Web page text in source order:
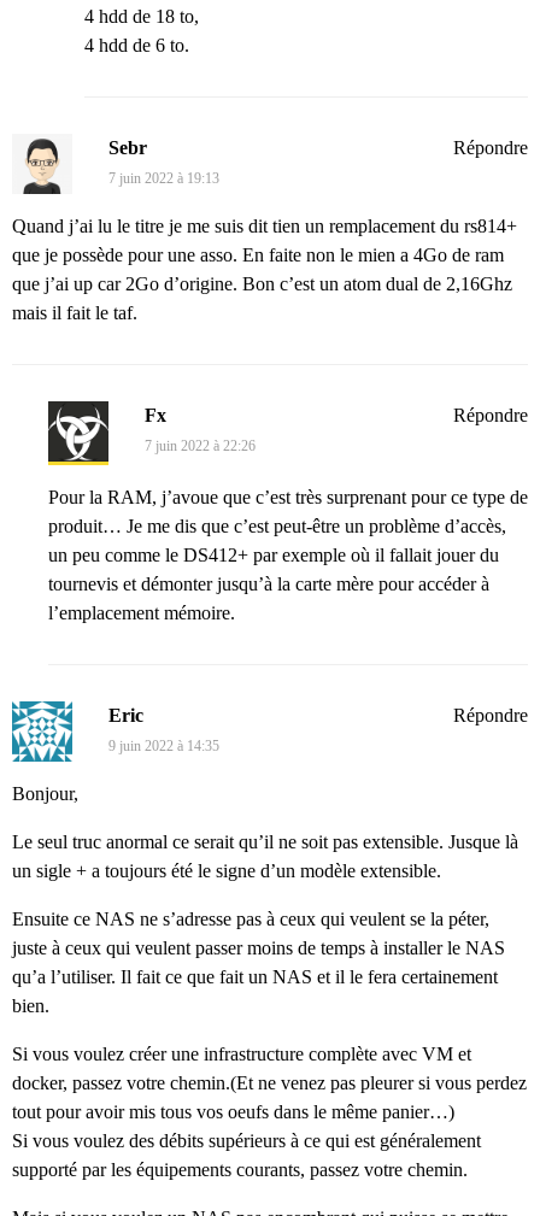
4 hdd de 18 to,
4 hdd de 6 to.
Sebr
7 juin 2022 à 19:13
Quand j’ai lu le titre je me suis dit tien un remplacement du rs814+
que je possède pour une asso. En faite non le mien a 4Go de ram
que j’ai up car 2Go d’origine. Bon c’est un atom dual de 2,16Ghz
mais il fait le taf.
Répondre
Fx
7 juin 2022 à 22:26
Pour la RAM, j’avoue que c’est très surprenant pour ce type de
produit… Je me dis que c’est peut-être un problème d’accès,
un peu comme le DS412+ par exemple où il fallait jouer du
tournevis et démonter jusqu’à la carte mère pour accéder à
l’emplacement mémoire.
Répondre
Eric
9 juin 2022 à 14:35
Bonjour,
Le seul truc anormal ce serait qu’il ne soit pas extensible. Jusque là
un sigle + a toujours été le signe d’un modèle extensible.
Ensuite ce NAS ne s’adresse pas à ceux qui veulent se la péter,
juste à ceux qui veulent passer moins de temps à installer le NAS
qu’a l’utiliser. Il fait ce que fait un NAS et il le fera certainement
bien.
Si vous voulez créer une infrastructure complète avec VM et
docker, passez votre chemin.(Et ne venez pas pleurer si vous perdez
tout pour avoir mis tous vos oeufs dans le même panier…)
Si vous voulez des débits supérieurs à ce qui est généralement
supporté par les équipements courants, passez votre chemin.
Répondre